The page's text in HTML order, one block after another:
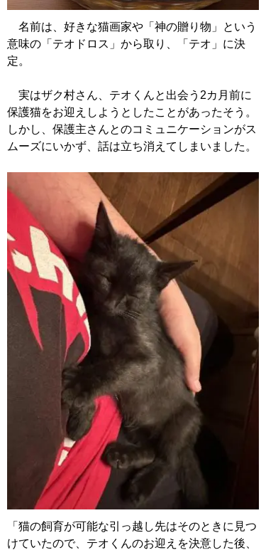
名前は、好きな猫画家や「神の贈り物」という
意味の「テオドロス」から取り、「テオ」に決
定。
実はザク村さん、テオくんと出会う2カ月前に
保護猫をお迎えしようとしたことがあったそう。
しかし、保護主さんとのコミュニケーションがス
ムーズにいかず、話は立ち消えてしまいました。
「猫の飼育が可能な引っ越し先はそのときに見つ
けていたので、テオくんのお迎えを決意した後、